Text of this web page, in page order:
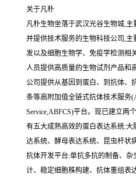
关于凡朴
凡朴生物坐落于武汉光谷生物城,
并提供技术服务的生物科技公司,
发以及细胞生物学、免疫学检测相
人员提供高质量的生物试剂产品和
公司提供从基因到蛋白、到抗体、
条等高附加值全链式抗体技术服务
Service,ABFCS)平台。现已建立两
有五大成熟高效的蛋白表达系统:
达系统、酵母表达系统、昆虫杆状
抗体开发平台:单抗多抗的制备、
计、稳定细胞株构建、抗体重组表达